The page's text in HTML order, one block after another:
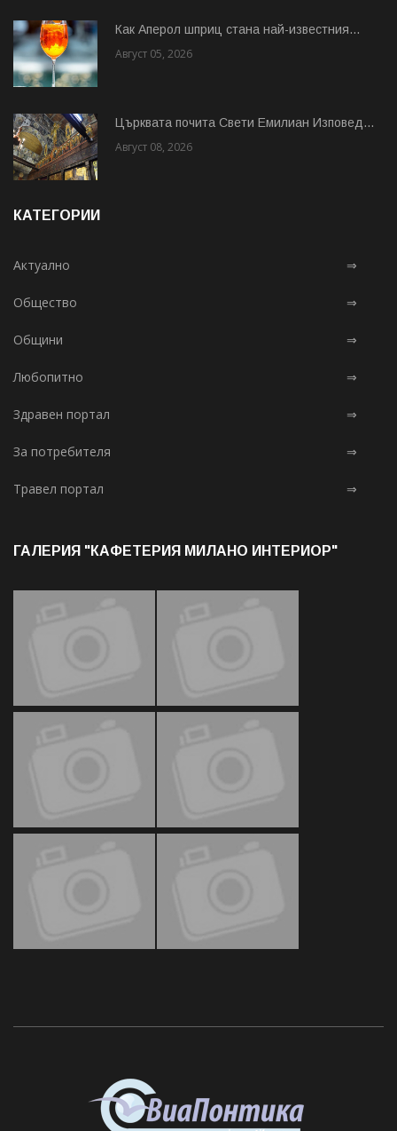
Как Аперол шприц стана най-известния...
Август 05, 2026
Църквата почита Свeти Емилиан Изповед...
Август 08, 2026
КАТЕГОРИИ
Актуално ⇒
Общество ⇒
Общини ⇒
Любопитно ⇒
Здравен портал ⇒
За потребителя ⇒
Травел портал ⇒
ГАЛЕРИЯ "КАФЕТЕРИЯ МИЛАНО ИНТЕРИОР"